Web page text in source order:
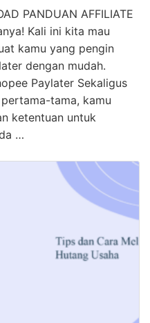
PANDUAN AFFILIATE
Kali ini kita mau
kamu yang pengin
dengan mudah.
Paylater Sekaligus
tama, kamu
ketentuan untuk
…